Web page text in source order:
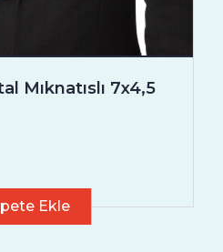
Mıknatıslı 7x4,5
Ekle